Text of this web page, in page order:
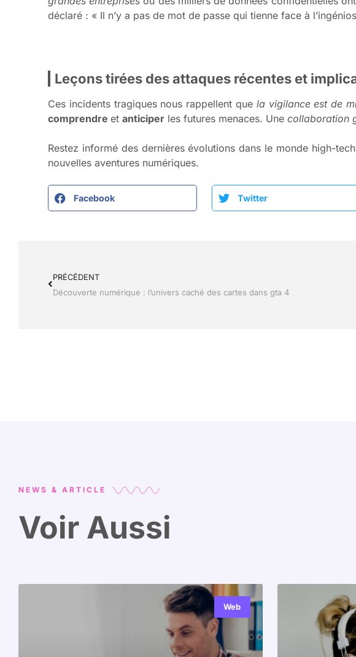
déclaré : « Il n’y a pas de mot de passe qui tienne face à
Leçons tirées des attaques récentes et
Ces incidents tragiques nous rappellent que la vigilance est de
comprendre et anticiper les futures menaces. Une collaboration
Restez informé des dernières évolutions dans le monde high-
nouvelles aventures numériques.
Facebook Twitter
PRÉCÉDENT
Découverte numérique : l’univers caché des cartes dans gta 4
NEWS & ARTICLE
Voir Aussi
Web